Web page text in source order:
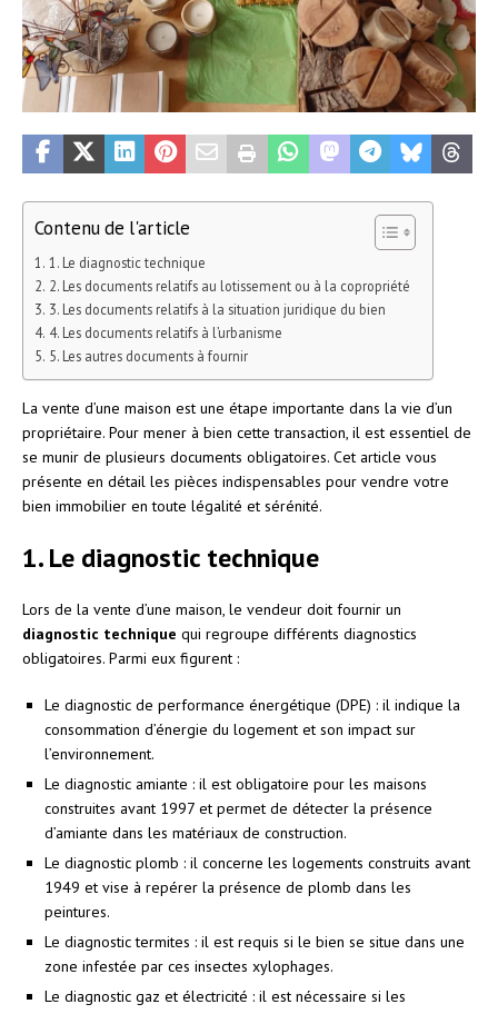
Contenu de l'article
1. Le diagnostic technique
2. Les documents relatifs au lotissement ou à la copropriété
3. Les documents relatifs à la situation juridique du bien
4. Les documents relatifs à l’urbanisme
5. Les autres documents à fournir
La vente d’une maison est une étape importante dans la vie d’un
propriétaire. Pour mener à bien cette transaction, il est essentiel de
se munir de plusieurs documents obligatoires. Cet article vous
présente en détail les pièces indispensables pour vendre votre
bien immobilier en toute légalité et sérénité.
1. Le diagnostic technique
Lors de la vente d’une maison, le vendeur doit fournir un
diagnostic technique qui regroupe différents diagnostics
obligatoires. Parmi eux figurent :
Le diagnostic de performance énergétique (DPE) : il indique la
consommation d’énergie du logement et son impact sur
l’environnement.
Le diagnostic amiante : il est obligatoire pour les maisons
construites avant 1997 et permet de détecter la présence
d’amiante dans les matériaux de construction.
Le diagnostic plomb : il concerne les logements construits avant
1949 et vise à repérer la présence de plomb dans les
peintures.
Le diagnostic termites : il est requis si le bien se situe dans une
zone infestée par ces insectes xylophages.
Le diagnostic gaz et électricité : il est nécessaire si les